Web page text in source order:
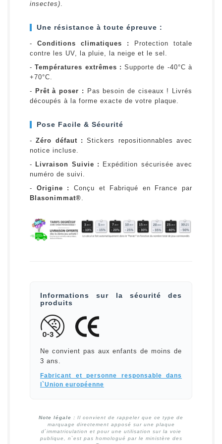
insectes)
Une résistance à toute épreuve :
- Conditions climatiques :
Protection totale
contre les UV, la pluie, la neige et le sel.
-Températures extrêmes : Supporte de -40°C à
+70°C.
- Prêt à poser :
Pas besoin de ciseaux ! Livrés
découpés à la forme exacte de votre plaque.
Pose Facile & Sécurité
-Zéro défaut : Stickers repositionnables avec
notice incluse.
-
Livraison Suivie :
Expédition sécurisée avec
numéro de suivi.
- Origine :
Conçu et Fabriqué en France par
Blasonimmat®
Informations sur la sécurité des
produits
Ne convient pas aux enfants de moins de
3 ans.
Fabricant et personne responsable dans
l`Union européenne
Note légale : Il convient de rappeler que ce type de
marquage directement apposé sur une plaque
d`immatriculation et pour une utilisation sur la voie
publique, n`est pas homologué par le ministère des